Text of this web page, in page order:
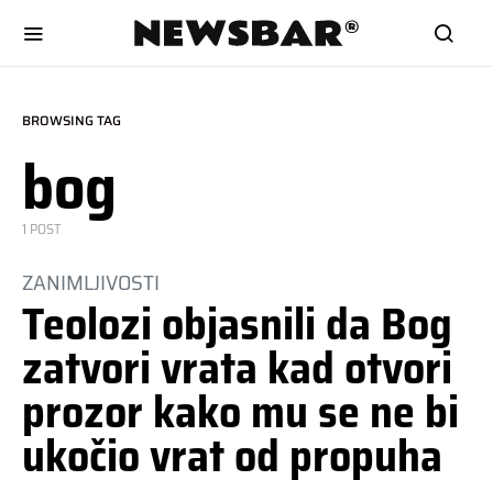
BROWSING TAG
bog
1 POST
ZANIMLJIVOSTI
Teolozi objasnili da Bog
zatvori vrata kad otvori
prozor kako mu se ne bi
ukočio vrat od propuha